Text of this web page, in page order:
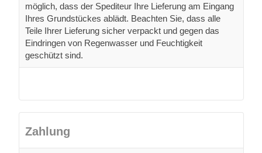
möglich, dass der Spediteur Ihre Lieferung am Eingang
Ihres Grundstückes ablädt. Beachten Sie, dass alle
Teile Ihrer Lieferung sicher verpackt und gegen das
Eindringen von Regenwasser und Feuchtigkeit
geschützt sind.
Zahlung